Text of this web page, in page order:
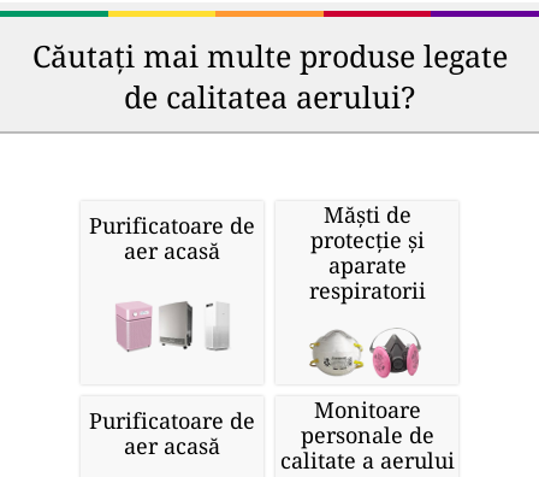
Căutați mai multe produse legate
de calitatea aerului?
Purificatoare de
aer acasă
Măști de
protecție și
aparate
respiratorii
Purificatoare de
aer acasă
Monitoare
personale de
calitate a aerului